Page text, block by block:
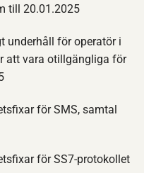
till 20.01.2025
underhåll för operatör i
att vara otillgängliga för
för SMS, samtal
för SS7-protokollet